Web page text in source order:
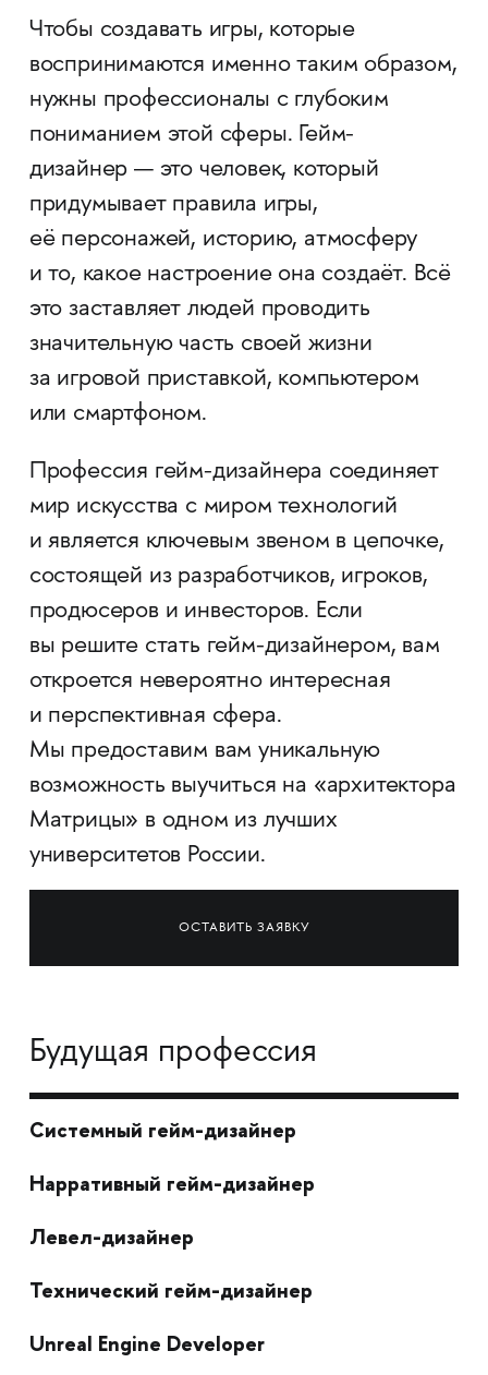
Чтобы создавать игры, которые
воспринимаются именно таким образом,
нужны профессионалы с глубоким
пониманием этой сферы. Гейм-
дизайнер — это человек, который
придумывает правила игры,
её персонажей, историю, атмосферу
и то, какое настроение она создаёт. Всё
это заставляет людей проводить
значительную часть своей жизни
за игровой приставкой, компьютером
или смартфоном.
Профессия гейм-дизайнера соединяет
мир искусства с миром технологий
и является ключевым звеном в цепочке,
состоящей из разработчиков, игроков,
продюсеров и инвесторов. Если
вы решите стать гейм-дизайнером, вам
откроется невероятно интересная
и перспективная сфера.
Мы предоставим вам уникальную
возможность выучиться на «архитектора
Матрицы» в одном из лучших
университетов России.
ОСТАВИТЬ ЗАЯВКУ
Будущая профессия
Системный гейм-дизайнер
Нарративный гейм-дизайнер
Левел-дизайнер
Технический гейм-дизайнер
Unreal Engine Developer